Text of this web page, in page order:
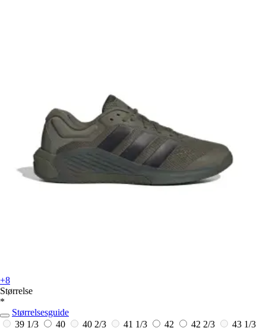
+8
Størrelse
*
Størrelsesguide
39 1/3
40 40 2/3 41 1/3 42 42 2/3 43 1/3